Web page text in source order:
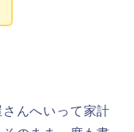
んへいって家計